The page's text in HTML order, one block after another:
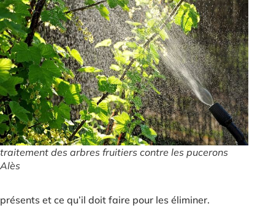
traitement des arbres fruitiers contre les pucerons
Alès
présents et ce qu’il doit faire pour les éliminer.